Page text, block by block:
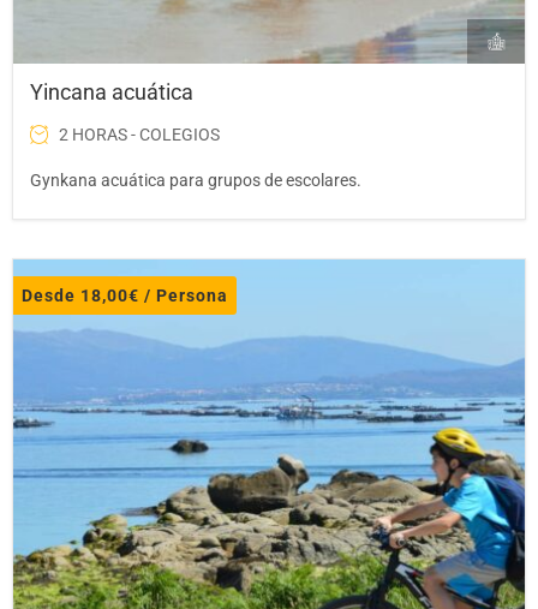
Yincana acuática
2 HORAS - COLEGIOS
Gynkana acuática para grupos de escolares.
Desde 18,00€ / Persona